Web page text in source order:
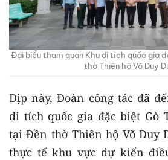
Đại biểu tham quan Khu di tích quốc gia
thờ Thiên hộ Võ Duy
Dịp này, Đoàn công tác đã
di tích quốc gia đặc biệt Gò
tại Đền thờ Thiên hộ Võ Duy
thực tế khu vực dự kiến